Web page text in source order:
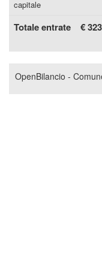
capitale
Totale entrate €
OpenBilancio -